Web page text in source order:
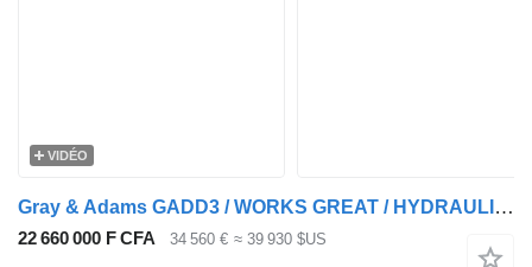
VIDÉO
Gray & Adams GADD3 / WORKS GREAT / HYDRAULIC / 2 LEVELS
22 660 000 F CFA 34 560 € ≈ 39 930 $US